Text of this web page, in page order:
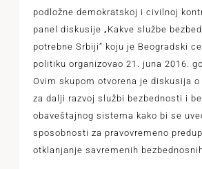
podložne demokratskoj i civilnoj
panel diskusije „Kakve službe
potrebne Srbiji” koju je Beogradski
politiku organizovao 21. juna 2016.
Ovim skupom otvorena je diskusija
za dalji razvoj službi bezbednosti i
obaveštajnog sistema kako bi se
sposobnosti za pravovremeno
otklanjanje savremenih